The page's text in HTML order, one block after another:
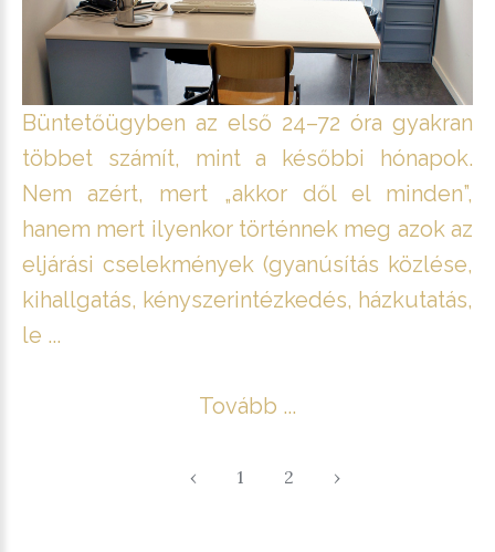
Büntetőügyben az első 24–72 óra gyakran
többet számít, mint a későbbi hónapok.
Nem azért, mert „akkor dől el minden”,
hanem mert ilyenkor történnek meg azok az
eljárási cselekmények (gyanúsítás közlése,
kihallgatás, kényszerintézkedés, házkutatás,
le ...
Tovább ...
‹ 1 2 ›